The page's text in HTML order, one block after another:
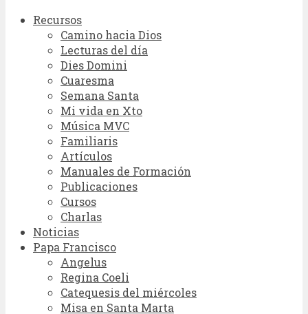
Recursos
Camino hacia Dios
Lecturas del día
Dies Domini
Cuaresma
Semana Santa
Mi vida en Xto
Música MVC
Familiaris
Artículos
Manuales de Formación
Publicaciones
Cursos
Charlas
Noticias
Papa Francisco
Angelus
Regina Coeli
Catequesis del miércoles
Misa en Santa Marta